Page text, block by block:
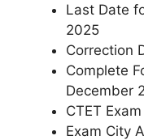
Last Date
2025
Correction
Complete
December
CTET
Exam City